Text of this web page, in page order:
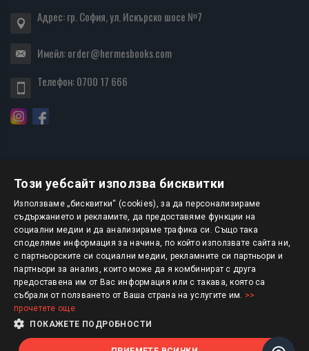
Адрес: гр. София, ул. Искърско шосе №7
Имейл:order@hermesbooks.com
Телефон:0700 17 666
БЮЛЕТИН
АБОНИРАНЕ
Авторско право © 2025 HERMESBOOKS.BG
1 EUR = 1.95583 BGN
Този уебсайт използва бисквитки
Използваме „бисквитки“ (cookies), за да персонализираме
съдържанието и рекламите, да предоставяме функции на
социални медии и да анализираме трафика си. Също така
споделяме информация за начина, по който използвате сайта ни,
с партньорските си социални медии, рекламните си партньори и
партньори за анализ, които може да я комбинират с друга
предоставена им от Вас информация или с такава, която са
събрали от ползването от Ваша страна на услугите им. >>
прочетете още
ПОКАЖЕТЕ ПОДРОБНОСТИ